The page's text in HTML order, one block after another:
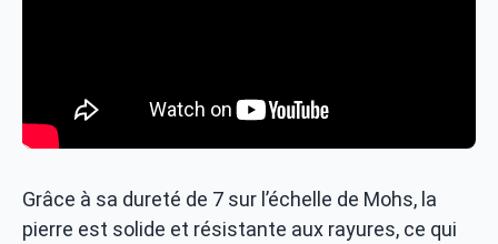
Grâce à sa dureté de 7 sur l’échelle de Mohs, la
pierre est solide et résistante aux rayures, ce qui